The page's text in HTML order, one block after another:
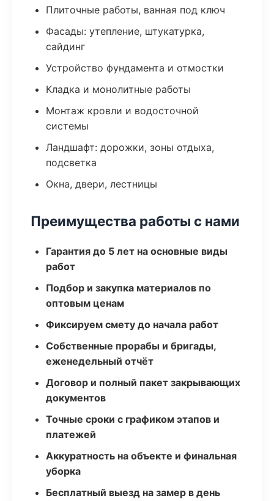
Плиточные работы, ванная под ключ
Фасады: утепление, штукатурка,
сайдинг
Устройство фундамента и отмостки
Кладка и монолитные работы
Монтаж кровли и водосточной
системы
Ландшафт: дорожки, зоны отдыха,
подсветка
Окна, двери, лестницы
Преимущества работы с нами
Гарантия до 5 лет на основные виды
работ
Подбор и закупка материалов по
оптовым ценам
Фиксируем смету до начала работ
Собственные прорабы и бригады,
еженедельный отчёт
Договор и полный пакет закрывающих
документов
Точные сроки с графиком этапов и
платежей
Аккуратность на объекте и финальная
уборка
Бесплатный выезд на замер в день